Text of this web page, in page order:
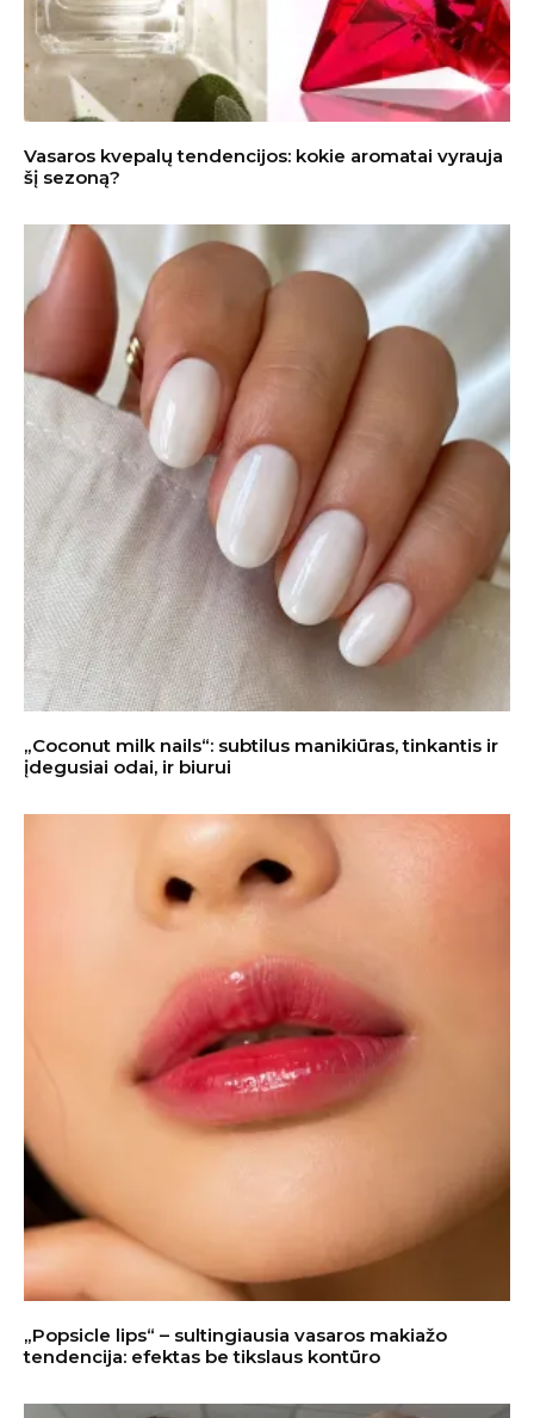
Vasaros kvepalų tendencijos: kokie aromatai vyrauja
šį sezoną?
„Coconut milk nails“: subtilus manikiūras, tinkantis ir
įdegusiai odai, ir biurui
„Popsicle lips“ – sultingiausia vasaros makiažo
tendencija: efektas be tikslaus kontūro